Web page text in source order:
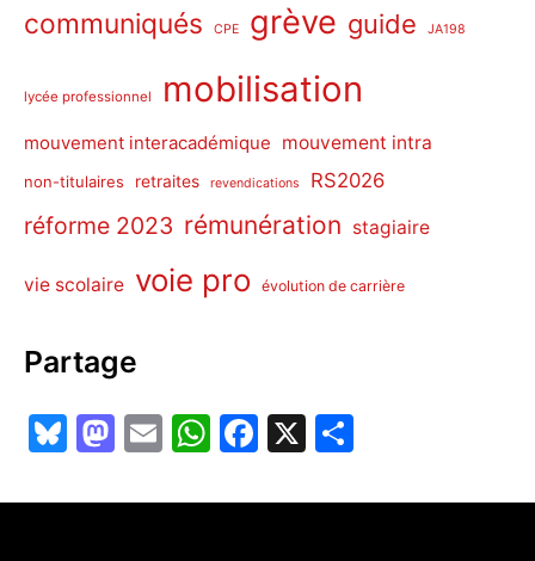
communiqués CPE grève guide JA198
lycée professionnel mobilisation
mouvement interacadémique mouvement intra
non-titulaires retraites revendications RS2026
réforme 2023 rémunération stagiaire
vie scolaire voie pro évolution de carrière
Partage
Bl
e
M
st
E
ai
W
at
F
c
X
ta